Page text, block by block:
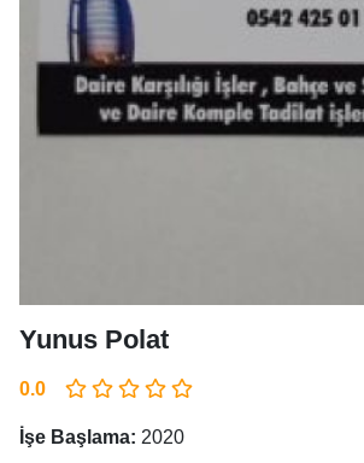
Yunus Polat
0.0
İşe Başlama: 2020